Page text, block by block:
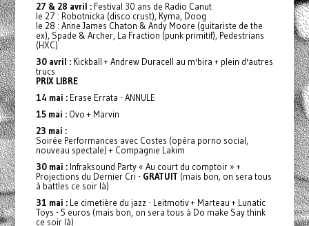
27 & 28 avril :Festival 30 ans de Radio Canut
le 27 : Robotnicka (disco crust), Kyma, Doog
le 28 : Anne James Chaton & Andy Moore (guitariste de the
ex), Spade & Archer, La Fraction (punk primitif), Pedestrians
(HXC)
30 avril :Kickball + Andrew Duracell au m'bira + plein d'autres
trucs
PRIX LIBRE
14 mai :Erase Errata - ANNULE
15 mai :Ovo + Marvin
23 mai :
Soirée Performances avec Costes (opéra porno social,
nouveau spectale) + Compagnie Lakim
30 mai :Infraksound Party « Au court du comptoir » +
Projections du Dernier Cri - GRATUIT (mais bon, on sera tous
à battles ce soir là)
31 mai :Le cimetière du jazz - Leitmotiv + Marteau + Lunatic
Toys - 5 euros (mais bon, on sera tous à Do make Say think
ce soir là)